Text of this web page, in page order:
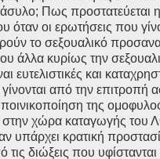
Πως προστατεύεται
όταν οι ερωτήσεις που
το σεξουαλικό
άλλα κυρίως την
ευτελιστικές και
από την επιτροπή
ποινικοποίηση της
στην χώρα καταγωγής του
υπάρχει κρατική
διώξεις που